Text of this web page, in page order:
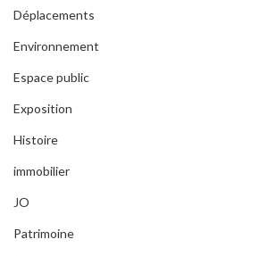
Déplacements
Environnement
Espace public
Exposition
Histoire
immobilier
JO
Patrimoine